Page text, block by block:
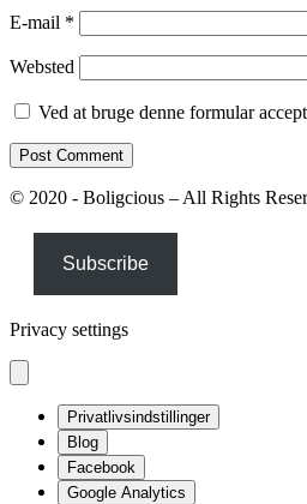
E-mail *
Websted
Ved at bruge denne formular
© 2020 - Boligcious – All Rights
Subscribe
Privacy settings
Privatlivsindstillinger
Blog
Facebook
Google Analytics